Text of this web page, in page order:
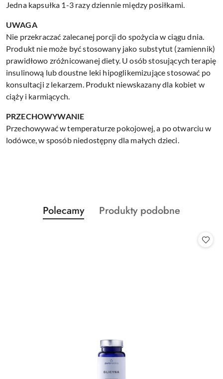
Jedna kapsułka 1-3 razy dziennie między posiłkami.
UWAGA
Nie przekraczać zalecanej porcji do spożycia w ciągu dnia.
Produkt nie może być stosowany jako substytut (zamiennik)
prawidłowo zróżnicowanej diety. U osób stosujących terapię
insulinową lub doustne leki hipoglikemizujące stosować po
konsultacji z lekarzem. Produkt niewskazany dla kobiet w
ciąży i karmiących.
PRZECHOWYWANIE
Przechowywać w temperaturze pokojowej, a po otwarciu w
lodówce, w sposób niedostępny dla małych dzieci.
Pomiń karuzelę produktów
Produkty
o
Polecamy
Produkty
Produkty podobne